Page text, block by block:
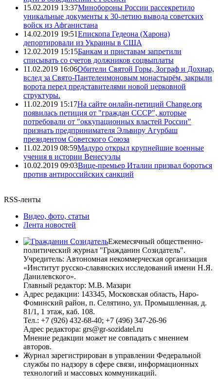
15.02.2019 13:37Минобороны России рассекретило
уникальные документы к 30-летию вывода советских
войск из Афганистана
14.02.2019 19:51Епископа Гедеона (Харона)
депортировали из Украины в США
12.02.2019 15:15Банкам и приставам запретили
списывать со счетов должников соцвыплаты
11.02.2019 16:06Обители Святой Горы, Зограф и Дохиар,
вслед за Свято-Пантелеимоновым монастырём, закрыли
ворота перед представителями новой церковной
структуры.
11.02.2019 15:17На сайте онлайн-петиций Change.org
появилась петиция от "граждан СССР", которые
потребовали от "оккупационных властей России"
признать предпринимателя Эльвиру Агурбаш
президентом Советского Союза
11.02.2019 08:59Мадуро открыл крупнейшие военные
учения в истории Венесуэлы
10.02.2019 09:03Вице-премьер Италии призвал бороться
против антироссийских санкций
RSS-ленты
Видео, фото, статьи
Лента новостей
Ежемесячный общественно-
политический журнал "Гражданин Созидатель".
Учредитель: Автономная некоммерческая организация
«Институт русско-славянских исследований имени Н.Я.
Данилевского».
Главный редактор: М.В. Мазари
Адрес редакции: 143345, Московская область, Наро-
Фоминский район, п. Селятино, ул. Промышленная, д.
81/1, 1 этаж, каб. 108.
Тел.: +7 (926) 432-68-40; +7 (496) 347-26-96
Адрес редактора: grs@gr-sozidatel.ru
Мнение редакции может не совпадать с мнением
авторов.
Журнал зарегистрирован в управлении Федеральной
службы по надзору в сфере связи, информационных
технологий и массовых коммуникаций.